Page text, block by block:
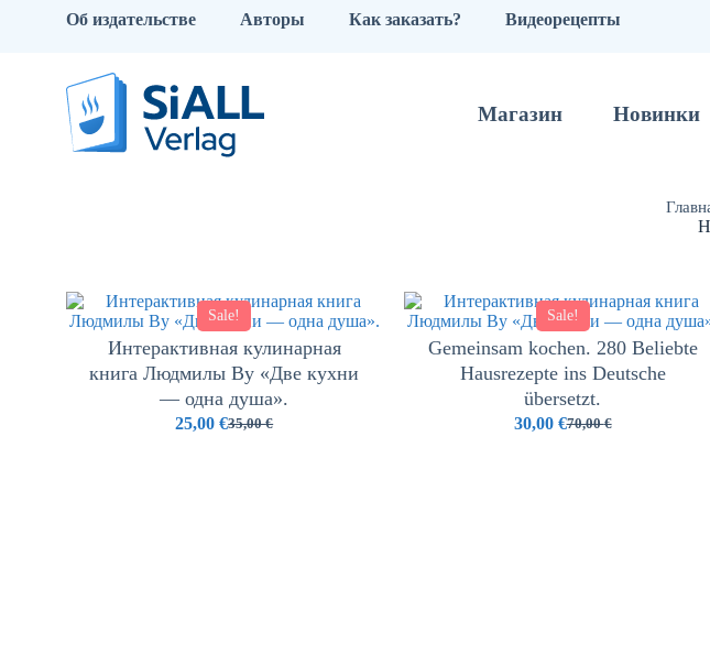
Об издательстве Авторы Как заказать? Видеорецепты
Магазин Новинки
Sale!
Интерактивная кулинарная
книга Людмилы Ву «Две кухни
— одна душа».
35,00€
25,00€
Sale!
Gemeinsam kochen. 280 Beliebte
Hausrezepte ins Deutsche
übersetzt.
70,00€
30,00 €